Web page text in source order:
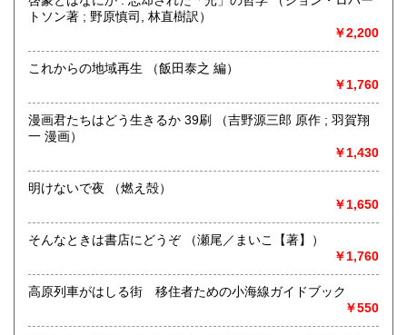
追分コロニーは「豊かな暮らし」をテーマにした「村の古本
屋」です。人が精神的に豊かな生活を送るための 様々な遊び
的「衣・食・住、アート、音楽、旅、 趣味、健康、文芸、経
済、社会、哲学、政治」 等の幅広いテーマを扱います。
「日本の古本屋」で販売している古本は、隣りの「文化磁場
油や」で一部展示販売も春～秋にしています、堀辰雄、立原
道造、加藤周一などのゆかりの土地柄です。信州にお越しの
沿線名：しなの鉄道
営業時間：12:00〜17:00
定休日：火・水曜日(夏季:毎日営業、冬季:天気次第)
◇近隣であれば書籍の買取をしています。少数であれば店へ
の持ち込み、あるいは量が多い場合はまずは電話などで相談
トソン著 ; 野原慎司, 林直樹訳）
￥2,200
これからの地域再生 （飯田泰之 編）
￥1,760
漫画君たちはどう生きるか 39刷 （吉野源三郎 原作 ; 羽賀翔
一 漫画）
￥1,430
明けないで夜 （燃え殻）
￥1,650
そんなときは書店にどうぞ （瀬尾／まいこ【著】）
￥1,760
高原列車がはしる街 移住者ための小海線ガイドブック
￥550